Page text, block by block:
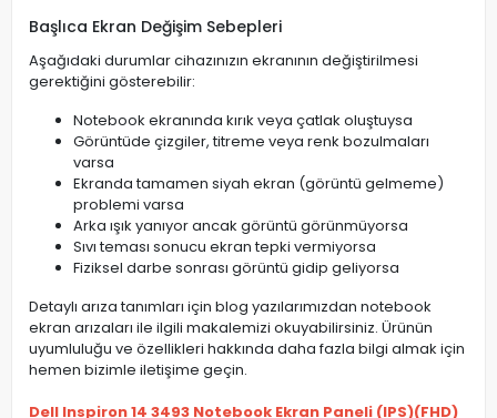
Başlıca Ekran Değişim Sebepleri
Aşağıdaki durumlar cihazınızın ekranının değiştirilmesi
gerektiğini gösterebilir:
Notebook ekranında kırık veya çatlak oluştuysa
Görüntüde çizgiler, titreme veya renk bozulmaları
varsa
Ekranda tamamen siyah ekran (görüntü gelmeme)
problemi varsa
Arka ışık yanıyor ancak görüntü görünmüyorsa
Sıvı teması sonucu ekran tepki vermiyorsa
Fiziksel darbe sonrası görüntü gidip geliyorsa
Detaylı arıza tanımları için blog yazılarımızdan notebook
ekran arızaları ile ilgili makalemizi okuyabilirsiniz. Ürünün
uyumluluğu ve özellikleri hakkında daha fazla bilgi almak için
hemen bizimle iletişime geçin.
Dell Inspiron 14 3493 Notebook Ekran Paneli (IPS)(FHD)